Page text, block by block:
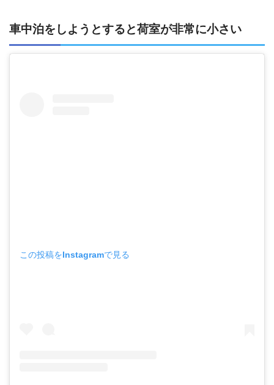
車中泊をしようとすると荷室が非常に小さい
この投稿をInstagramで見る